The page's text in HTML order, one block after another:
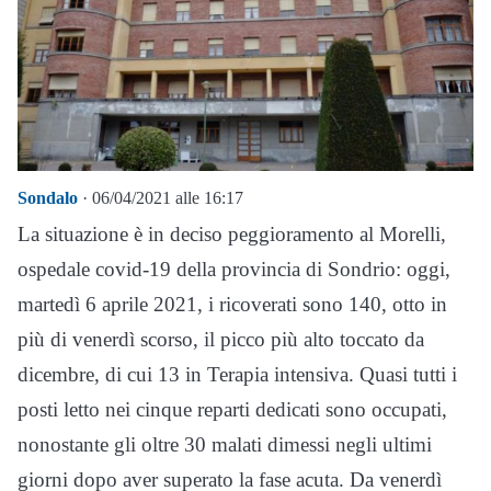
Sondalo · 06/04/2021 alle 16:17
La situazione è in deciso peggioramento al Morelli,
ospedale covid-19 della provincia di Sondrio: oggi,
martedì 6 aprile 2021, i ricoverati sono 140, otto in
più di venerdì scorso, il picco più alto toccato da
dicembre, di cui 13 in Terapia intensiva. Quasi tutti i
posti letto nei cinque reparti dedicati sono occupati,
nonostante gli oltre 30 malati dimessi negli ultimi
giorni dopo aver superato la fase acuta. Da venerdì